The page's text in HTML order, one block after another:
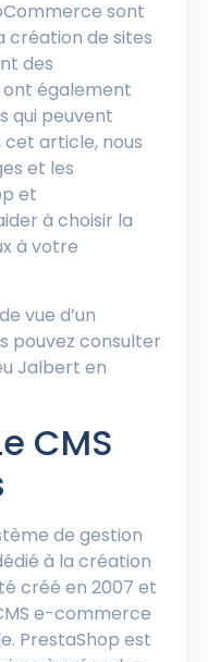
sont
création de sites
des
ont également
qui peuvent
article, nous
et les
et
à choisir la
à votre
vue d’un
pouvez consulter
Jalbert en
CMS
de gestion
à la création
créé en 2007 et
e-commerce
PrestaShop est